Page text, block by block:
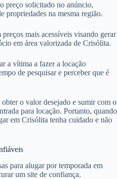
preço solicitado no anúncio,
propriedades na mesma região.
mais acessíveis visando gerar
em área valorizada de Crisólita.
a vítima a fazer a locação
de pesquisar e perceber que é
o valor desejado e sumir com o
para locação. Portanto, quando
em Crisólita tenha cuidado e não
para alugar por temporada em
um site de confiança.